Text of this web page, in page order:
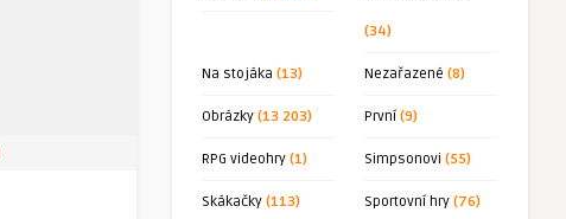
(34)
Na stojáka (13) Nezařazené (8)
Obrázky (13 203) První (9)
RPG videohry (1) Simpsonovi (55)
Skákačky (113) Sportovní hry (76)